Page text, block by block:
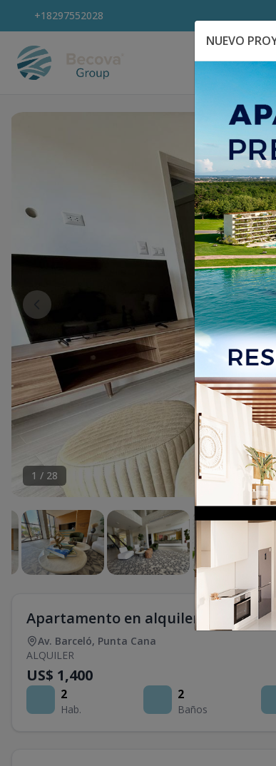
+18297552028
Explora
1 / 28
Apartamento en alquiler en Punta
Av. Barceló, Punta Cana
ALQUILER
US$ 1,400
2
Hab.
2
Baños
NUEVO